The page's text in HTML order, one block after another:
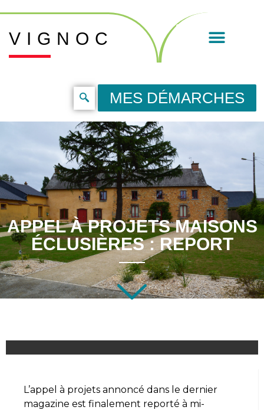
VIGNOC
MES DÉMARCHES
APPEL À PROJETS MAISONS
ÉCLUSIÈRES : REPORT
L’appel à projets annoncé dans le dernier
magazine est finalement reporté à mi-